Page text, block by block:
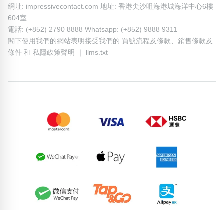
網址: impressivecontact.com 地址: 香港尖沙咀海港城海洋中心6樓
604室
電話: (+852) 2790 8888 Whatsapp: (+852) 9888 9311
閣下使用我們的網站表明接受我們的 買號流程及條款、 銷售條款及
條件 和 私隱政策聲明 llms.txt